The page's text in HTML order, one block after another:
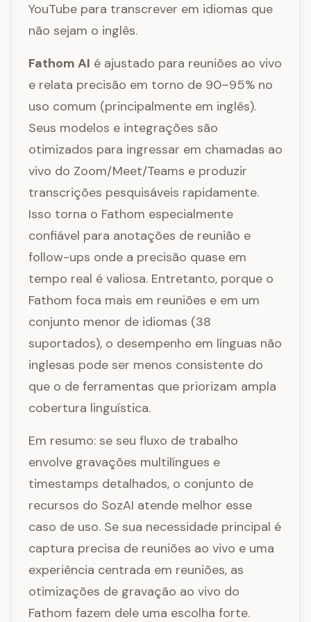
YouTube para transcrever em idiomas que
não sejam o inglês.
Fathom AI é ajustado para reuniões ao vivo
e relata precisão em torno de 90–95% no
uso comum (principalmente em inglês).
Seus modelos e integrações são
otimizados para ingressar em chamadas ao
vivo do Zoom/Meet/Teams e produzir
transcrições pesquisáveis rapidamente.
Isso torna o Fathom especialmente
confiável para anotações de reunião e
follow-ups onde a precisão quase em
tempo real é valiosa. Entretanto, porque o
Fathom foca mais em reuniões e em um
conjunto menor de idiomas (38
suportados), o desempenho em línguas não
inglesas pode ser menos consistente do
que o de ferramentas que priorizam ampla
cobertura linguística.
Em resumo: se seu fluxo de trabalho
envolve gravações multilíngues e
timestamps detalhados, o conjunto de
recursos do SozAI atende melhor esse
caso de uso. Se sua necessidade principal é
captura precisa de reuniões ao vivo e uma
experiência centrada em reuniões, as
otimizações de gravação ao vivo do
Fathom fazem dele uma escolha forte.